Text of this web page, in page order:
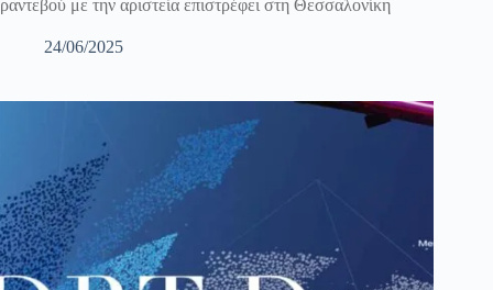
ραντεβού με την αριστεία επιστρέφει στη Θεσσαλονίκη
24/06/2025